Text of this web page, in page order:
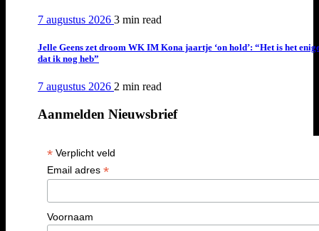
7 augustus 2026 3 min read
Jelle Geens zet droom WK IM Kona jaartje ‘on hold’: “Het is het
dat ik nog heb”
7 augustus 2026 2 min read
Aanmelden Nieuwsbrief
*Verplicht veld
Email adres *
Voornaam